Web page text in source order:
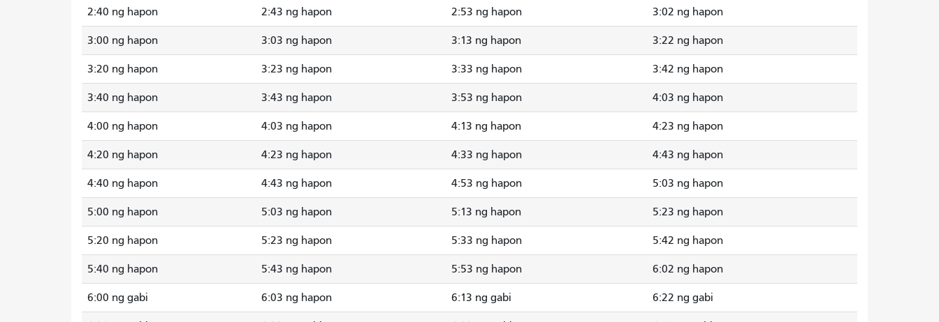
2:40 ng hapon 2:43 ng hapon 2:53 ng hapon 3:02 ng hapon
3:00 ng hapon 3:03 ng hapon 3:13 ng hapon 3:22 ng hapon
3:20 ng hapon 3:23 ng hapon 3:33 ng hapon 3:42 ng hapon
3:40 ng hapon 3:43 ng hapon 3:53 ng hapon 4:03 ng hapon
4:00 ng hapon 4:03 ng hapon 4:13 ng hapon 4:23 ng hapon
4:20 ng hapon 4:23 ng hapon 4:33 ng hapon 4:43 ng hapon
4:40 ng hapon 4:43 ng hapon 4:53 ng hapon 5:03 ng hapon
5:00 ng hapon 5:03 ng hapon 5:13 ng hapon 5:23 ng hapon
5:20 ng hapon 5:23 ng hapon 5:33 ng hapon 5:42 ng hapon
5:40 ng hapon 5:43 ng hapon 5:53 ng hapon 6:02 ng hapon
6:00 ng gabi 6:03 ng hapon 6:13 ng gabi 6:22 ng gabi